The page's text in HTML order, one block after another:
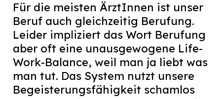
Für die meisten ÄrztInnen ist unser
Beruf auch gleichzeitig Berufung.
Leider impliziert das Wort Berufung
aber oft eine unausgewogene Life-
Work-Balance, weil man ja liebt was
man tut. Das System nutzt unsere
Begeisterungsfähigkeit schamlos